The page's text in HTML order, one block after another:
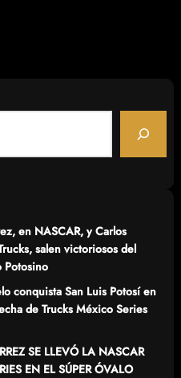
en NASCAR, y Carlos
salen victoriosos del
Potosino
conquista San Luis Potosí en
de Trucks México Series
SE LLEVÓ LA NASCAR
EN EL SÚPER ÓVALO